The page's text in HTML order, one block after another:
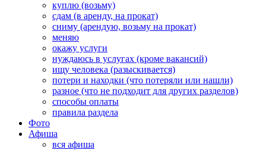
куплю (возьму)
сдам (в аренду, на прокат)
сниму (арендую, возьму на прокат)
меняю
окажу услуги
нуждаюсь в услугах (кроме вакансий)
ищу человека (разыскивается)
потери и находки (что потеряли или нашли)
разное (что не подходит для других разделов)
способы оплаты
правила раздела
Фото
Афиша
вся афиша